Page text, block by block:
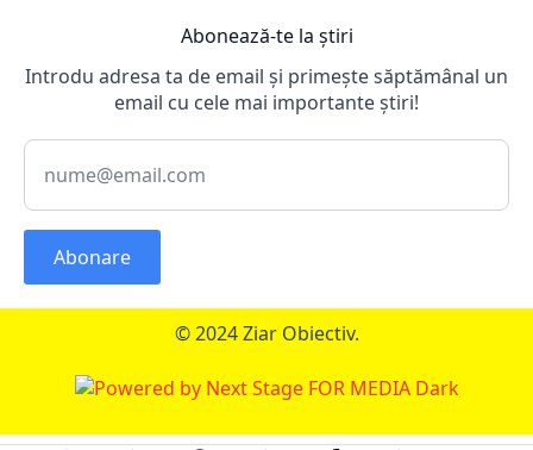
Abonează-te la știri
Introdu adresa ta de email și primește săptămânal un
email cu cele mai importante știri!
Abonare
© 2024 Ziar Obiectiv.